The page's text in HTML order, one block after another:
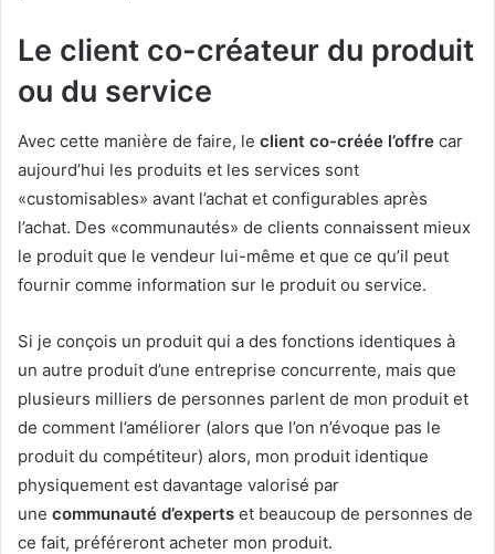
Le client co-créateur du produit
ou du service
Avec cette manière de faire, le client co-créée l’offre car
aujourd’hui les produits et les services sont
«customisables» avant l’achat et configurables après
l’achat. Des «communautés» de clients connaissent mieux
le produit que le vendeur lui-même et que ce qu’il peut
fournir comme information sur le produit ou service.
Si je conçois un produit qui a des fonctions identiques à
un autre produit d’une entreprise concurrente, mais que
plusieurs milliers de personnes parlent de mon produit et
de comment l’améliorer (alors que l’on n’évoque pas le
produit du compétiteur) alors, mon produit identique
physiquement est davantage valorisé par
une communauté d’experts et beaucoup de personnes de
ce fait, préféreront acheter mon produit.